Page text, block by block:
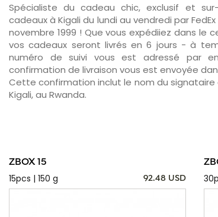
Spécialiste du cadeau chic, exclusif et
cadeaux à Kigali du lundi au vendredi par
novembre 1999 ! Que vous expédiiez dans le
vos cadeaux seront livrés en 6 jours - à
numéro de suivi vous est adressé par
confirmation de livraison vous est envoyée
Cette confirmation inclut le nom du signataire
Kigali, au Rwanda.
ZBOX 15
15pcs | 150 g
92.48 USD